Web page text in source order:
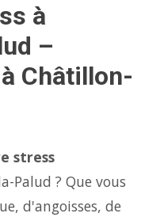
à
–
Châtillon-
stress
Palud ? Que vous
d'angoisses, de